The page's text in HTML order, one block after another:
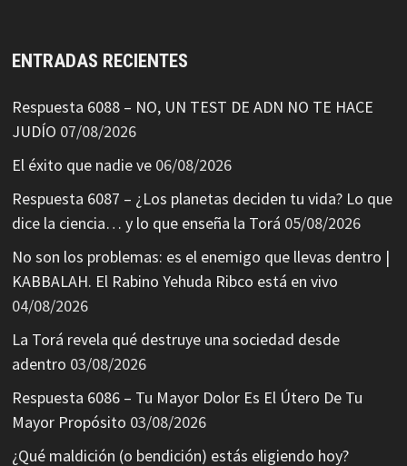
ENTRADAS RECIENTES
Respuesta 6088 – NO, UN TEST DE ADN NO TE HACE
JUDÍO 07/08/2026
El éxito que nadie ve 06/08/2026
Respuesta 6087 – ¿Los planetas deciden tu vida? Lo que
dice la ciencia… y lo que enseña la Torá 05/08/2026
No son los problemas: es el enemigo que llevas dentro |
KABBALAH. El Rabino Yehuda Ribco está en vivo
04/08/2026
La Torá revela qué destruye una sociedad desde
adentro 03/08/2026
Respuesta 6086 – Tu Mayor Dolor Es El Útero De Tu
Mayor Propósito 03/08/2026
¿Qué maldición (o bendición) estás eligiendo hoy?